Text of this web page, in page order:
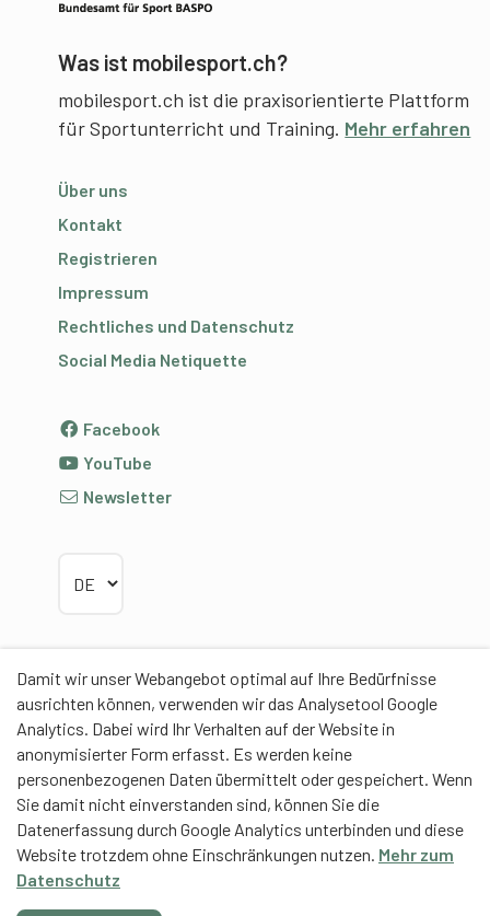
Damit wir unser Webangebot optimal auf Ihre Bedürfnisse
ausrichten können, verwenden wir das Analysetool Google
Analytics. Dabei wird Ihr Verhalten auf der Website in
anonymisierter Form erfasst. Es werden keine
personenbezogenen Daten übermittelt oder gespeichert. Wenn
Sie damit nicht einverstanden sind, können Sie die
Datenerfassung durch Google Analytics unterbinden und diese
Website trotzdem ohne Einschränkungen nutzen. Mehr zum
Datenschutz
Was ist mobilesport.ch?
mobilesport.ch ist die praxisorientierte Plattform
für Sportunterricht und Training. Mehr erfahren
Über uns
Kontakt
Registrieren
Impressum
Rechtliches und Datenschutz
Social Media Netiquette
Facebook
YouTube
Newsletter
Partner
Contentpartner
Eidgenössische Hochschule für Sport Magglingen